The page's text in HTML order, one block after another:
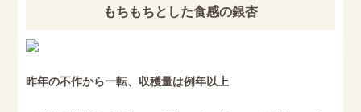
もちもちとした食感の銀杏
昨年の不作から一転、収穫量は例年以上